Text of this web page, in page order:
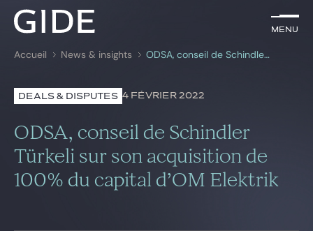
Menu
Rechercher par mots-clés
Menu
Avocats
Expertises
Global
Accueil News & insights ODSA, conseil de Schindler Türkeli sur son acquisition de 100% du capital d’OM Elektrik
DEALS & DISPUTES 4 FÉVRIER 2022
ODSA, conseil de Schindler
Türkeli sur son acquisition de
100% du capital d’OM Elektrik